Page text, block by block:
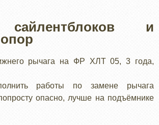
и
рычага на ФР ХЛТ 05, 3 года,
работы по замене рычага
опасно, лучше на подъёмнике